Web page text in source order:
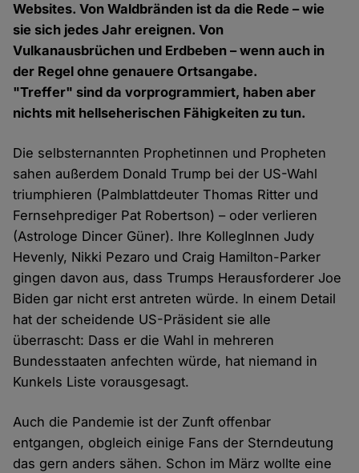
Websites. Von Waldbränden ist da die Rede – wie
sie sich jedes Jahr ereignen. Von
Vulkanausbrüchen und Erdbeben – wenn auch in
der Regel ohne genauere Ortsangabe.
"Treffer" sind da vorprogrammiert, haben aber
nichts mit hellseherischen Fähigkeiten zu tun.
Die selbsternannten Prophetinnen und Propheten
sahen außerdem Donald Trump bei der US-Wahl
triumphieren (Palmblattdeuter Thomas Ritter und
Fernsehprediger Pat Robertson) – oder verlieren
(Astrologe Dincer Güner). Ihre KollegInnen Judy
Hevenly, Nikki Pezaro und Craig Hamilton-Parker
gingen davon aus, dass Trumps Herausforderer Joe
Biden gar nicht erst antreten würde. In einem Detail
hat der scheidende US-Präsident sie alle
überrascht: Dass er die Wahl in mehreren
Bundesstaaten anfechten würde, hat niemand in
Kunkels Liste vorausgesagt.
Auch die Pandemie ist der Zunft offenbar
entgangen, obgleich einige Fans der Sterndeutung
das gern anders sähen. Schon im März wollte eine